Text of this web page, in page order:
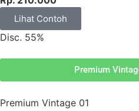
Lihat Contoh
Disc. 55%
Premium
Premium Vintage 01